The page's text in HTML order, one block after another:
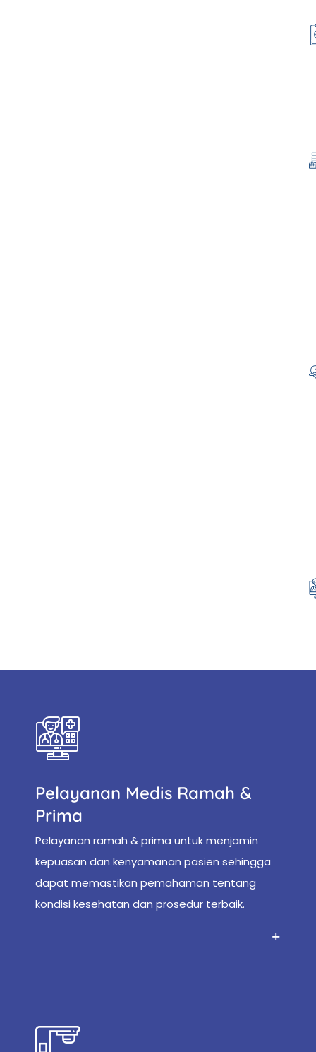
Pelayanan Medis Ramah &
Prima
Pelayanan ramah & prima untuk menjamin
kepuasan dan kenyamanan pasien sehingga
dapat memastikan pemahaman tentang
kondisi kesehatan dan prosedur terbaik.